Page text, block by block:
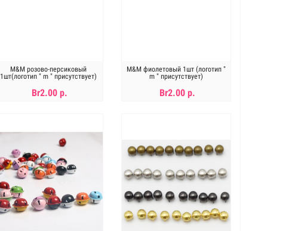
M&M розово-персиковый
1шт(логотип " m " присутствует)
Br2.00 р.
M&M фиолетовый 1шт (логотип "
m " присутствует)
Br2.00 р.